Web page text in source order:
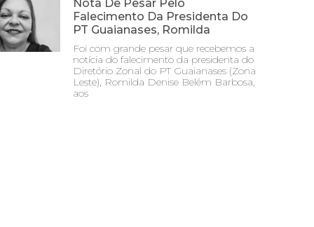
Nota De Pesar Pelo
Falecimento Da Presidenta Do
PT Guaianases, Romilda
Foi com grande pesar que recebemos a
notícia do falecimento da presidenta do
Diretório Zonal do PT Guaianases (Zona
Leste), Romilda Denise Belém Barbosa,
aos